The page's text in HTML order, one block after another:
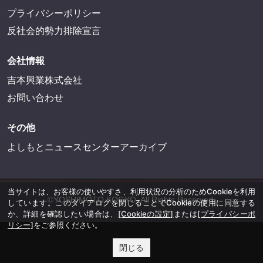
プライバシーポリシー
反社会的勢力排除宣言
会社情報
吉本興業株式会社
お問い合わせ
その他
よしもとニュースセンターアーカイブ
©YOSHIMOTO KOGYO, All Rights Reserved.
当サイトは、お客様の使いやすさ、利用状況の分析のためCookieを利用
しています。このダイアログを閉じることでCookieの使用に同意する
か、詳細を確認したい場合は、 [Cookieの設定] または[プライバシーポ
リシー]をご参照ください。
閉じる